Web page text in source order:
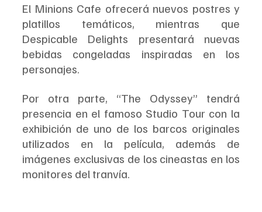
El Minions Cafe ofrecerá nuevos postres y
platillos temáticos, mientras que
Despicable Delights presentará nuevas
bebidas congeladas inspiradas en los
personajes.
Por otra parte, “The Odyssey” tendrá
presencia en el famoso Studio Tour con la
exhibición de uno de los barcos originales
utilizados en la película, además de
imágenes exclusivas de los cineastas en los
monitores del tranvía.